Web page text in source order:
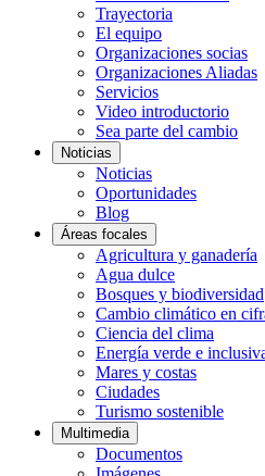
Trayectoria
El equipo
Organizaciones socias
Organizaciones Aliadas
Servicios
Video introductorio
Sea parte del cambio
Noticias
Noticias
Oportunidades
Blog
Áreas focales
Agricultura y ganadería
Agua dulce
Bosques y biodiversidad
Cambio climático en
Ciencia del clima
Energía verde e
Mares y costas
Ciudades
Turismo sostenible
Multimedia
Documentos